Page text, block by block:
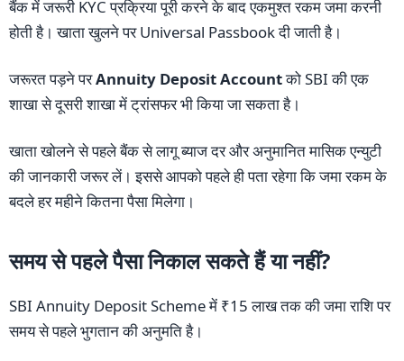
बैंक में जरूरी KYC प्रक्रिया पूरी करने के बाद एकमुश्त रकम जमा करनी
होती है। खाता खुलने पर Universal Passbook दी जाती है।
जरूरत पड़ने परAnnuity Deposit Accountको SBI की एक
शाखा से दूसरी शाखा में ट्रांसफर भी किया जा सकता है।
खाता खोलने से पहले बैंक से लागू ब्याज दर और अनुमानित मासिक एन्युटी
की जानकारी जरूर लें। इससे आपको पहले ही पता रहेगा कि जमा रकम के
बदले हर महीने कितना पैसा मिलेगा।
समय से पहले पैसा निकाल सकते हैं या नहीं?
SBI Annuity Deposit Scheme में ₹15 लाख तक की जमा राशि पर
समय से पहले भुगतान की अनुमति है।